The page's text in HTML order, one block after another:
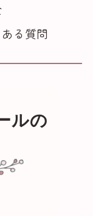
る質問
ルの